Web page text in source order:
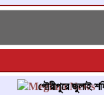
গৌরীপুরে জুলাই শহিদ